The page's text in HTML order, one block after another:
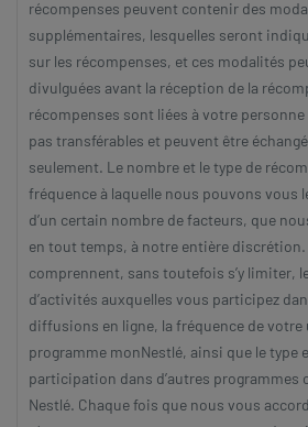
récompenses peuvent contenir des
supplémentaires, lesquelles seront
sur les récompenses, et ces modalités
divulguées avant la réception de la
récompenses sont liées à votre
pas transférables et peuvent être
seulement. Le nombre et le type de
fréquence à laquelle nous pouvons vous
d’un certain nombre de facteurs, que
en tout temps, à notre entière discrétion.
comprennent, sans toutefois s’y limiter,
d’activités auxquelles vous participez
diffusions en ligne, la fréquence de
programme monNestlé, ainsi que le type
participation dans d’autres programmes
Nestlé. Chaque fois que nous vous